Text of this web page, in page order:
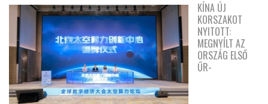
KÍNA ÚJ
KORSZAKOT
NYITOTT:
MEGNYÍLT AZ
ORSZÁG ELSŐ
ŰR-